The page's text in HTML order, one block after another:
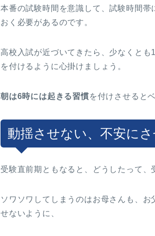
本番の試験時間を意識して、試験時間
おく必要があるのです。
高校入試が近づいてきたら、少なくとも
を付けるように心掛けましょう。
朝は6時には起きる習慣を付けさせると
動揺させない、不安に
受験直前期ともなると、どうしたって、
ソワソワしてしまうのはお母さんも、
せないように、